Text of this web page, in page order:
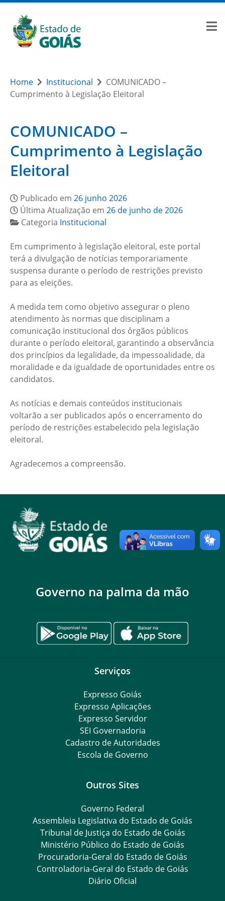
Home Institucional
COMUNICADO –
Cumprimento à Legislação Eleitoral
COMUNICADO –
Cumprimento à Legislação
Eleitoral
Publicado em 26 junho 2026
Última Atualização em 26 de junho de 2026
Categoria Institucional
Em cumprimento à legislação eleitoral, este portal
terá a divulgação de notícias temporariamente
suspensa durante o período de restrições previsto
para as eleições.
A medida tem como objetivo assegurar o pleno
atendimento às normas que disciplinam a
comunicação institucional dos órgãos públicos
durante o período eleitoral, garantindo a observância
dos princípios da legalidade, da impessoalidade, da
moralidade e da igualdade de oportunidades entre os
candidatos.
As notícias e demais conteúdos institucionais
voltarão a ser publicados após o encerramento do
período de restrições estabelecido pela legislação
eleitoral.
Agradecemos a compreensão.
Governo na palma da mão
Serviços
Expresso Goiás
Expresso Aplicações
Expresso Servidor
SEI Governadoria
Cadastro de Autoridades
Escola de Governo
Outros Sites
Governo Federal
Assembleia Legislativa do Estado de Goiás
Tribunal de Justiça do Estado de Goiás
Ministério Público do Estado de Goiás
Procuradoria-Geral do Estado de Goiás
Controladoria-Geral do Estado de Goiás
Diário Oficial